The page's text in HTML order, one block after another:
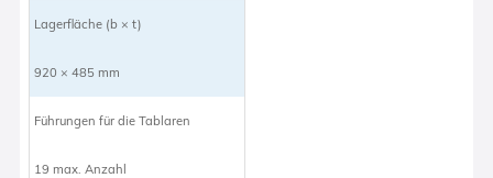
Lagerfläche (b × t)
920 × 485 mm
Führungen für die Tablaren
19 max. Anzahl